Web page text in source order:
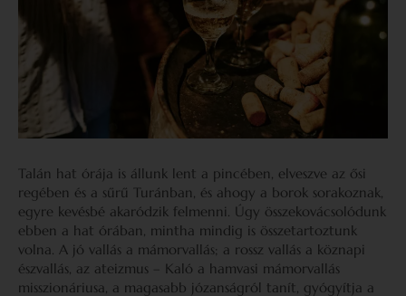
Talán hat órája is állunk lent a pincében, elveszve az ősi
regében és a sűrű Turánban, és ahogy a borok sorakoznak,
egyre kevésbé akaródzik felmenni. Úgy összekovácsolódunk
ebben a hat órában, mintha mindig is összetartoztunk
volna. A jó vallás a mámorvallás; a rossz vallás a köznapi
észvallás, az ateizmus – Kaló a hamvasi mámorvallás
misszionáriusa, a magasabb józanságról tanít, gyógyítja a